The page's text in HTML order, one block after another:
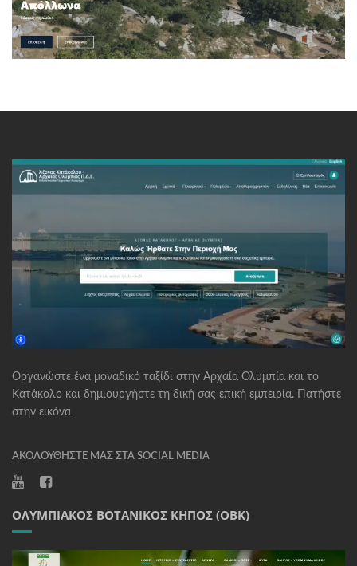
Οργανώστε ένα μοναδικό ταξίδι στην Αρχαία Ολυμπία και το
Κατάκολο και δημιουργήστε τη δική σας επική εμπειρία. Πατήστε
στην εικόνα
ΑΚΟΛΟΥΘΉΣΤΕ ΜΑΣ ΣΤΑ SOCIAL MEDIA
ΟΛΥΜΠΙΑΚΌΣ ΒΟΤΑΝΙΚΌΣ ΚΉΠΟΣ (ΟΒΚ)